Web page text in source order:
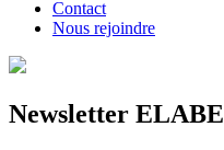
Contact
Nous rejoindre
Newsletter ELABE